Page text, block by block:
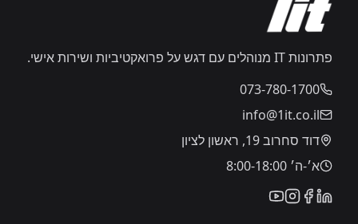
פתרונות IT מנוהלים עם דגש על פרואקטיביות ושירות אישי.
073-780-1700
info@1it.co.il
דוד סחרוב 19, ראשון לציון
א׳-ה׳ 8:00-18:00